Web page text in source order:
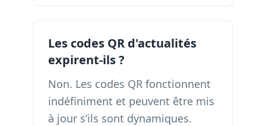
Les codes QR d'actualités
expirent-ils ?
Non. Les codes QR fonctionnent
indéfiniment et peuvent être mis
à jour s’ils sont dynamiques.